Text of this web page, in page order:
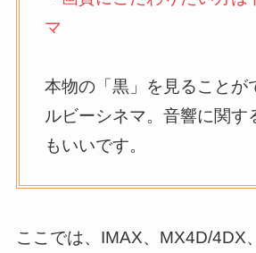
マ
本物の「黒」を見ることが
ルビーシネマ。音響に関す
もいいです。
ここでは、IMAX、MX4D/4DX